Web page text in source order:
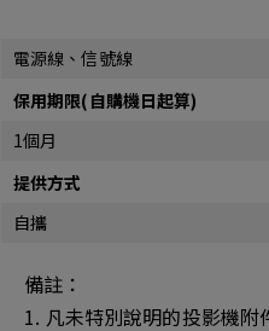
電源線、信號線
保用期限(自購機日起算)
1個月
提供方式
自攜
備註：
1. 凡未特別說明的投影機附